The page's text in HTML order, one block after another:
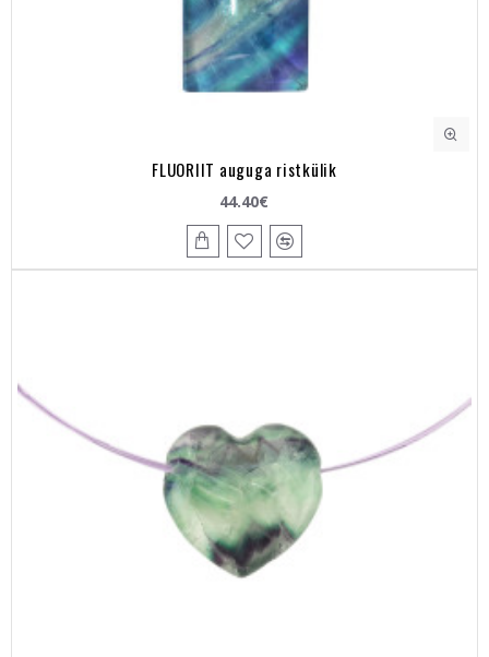
FLUORIIT auguga ristkülik
44.40€